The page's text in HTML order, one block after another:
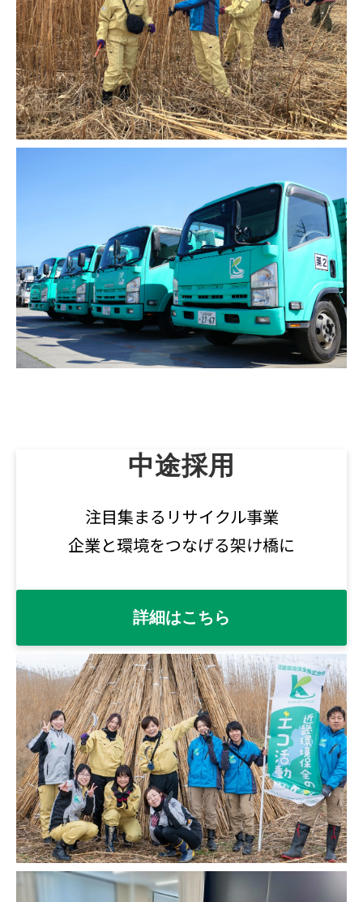
中途採用
注目集まるリサイクル事業
企業と環境をつなげる架け橋に
詳細はこちら